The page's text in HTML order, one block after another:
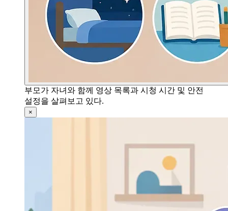
부모가 자녀와 함께 영상 목록과 시청 시간 및 안전
설정을 살펴보고 있다.
×